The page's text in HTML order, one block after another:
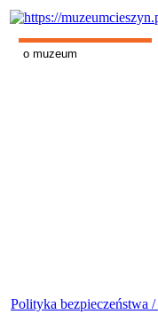
o muzeum
Polityka bezpieczeństwa /